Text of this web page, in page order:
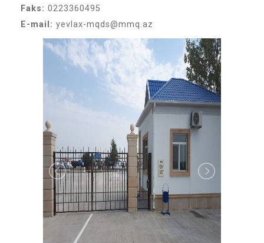
Faks: 0223360495
E-mail: yevlax-mqds@mmq.az